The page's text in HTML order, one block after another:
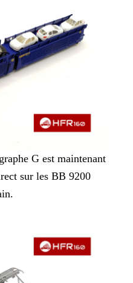
G est maintenant
sur les BB 9200